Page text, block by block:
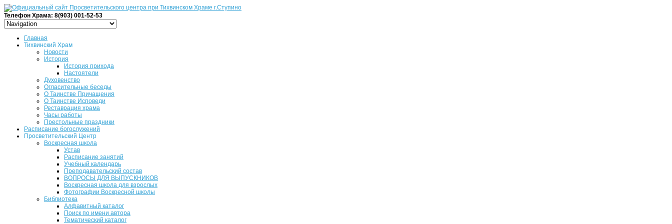
Телефон Храма: 8(903) 001-52-53
Главная
Тихвинский Храм
Новости
История
История прихода
Настоятели
Духовенство
Огласительные беседы
О Таинстве Причащения
О Таинстве Исповеди
Реставрация храма
Часы работы
Престольные праздники
Расписание богослужений
Просветительский Центр
Воскресная школа
Устав
Расписание занятий
Учебный календарь
Преподавательский состав
ВОПРОСЫ ДЛЯ ВЫПУСКНИКОВ
Воскресная школа для взрослых
Фотографии Воскресной школы
Библиотека
Алфавитный каталог
Поиск по имени автора
Тематический каталог